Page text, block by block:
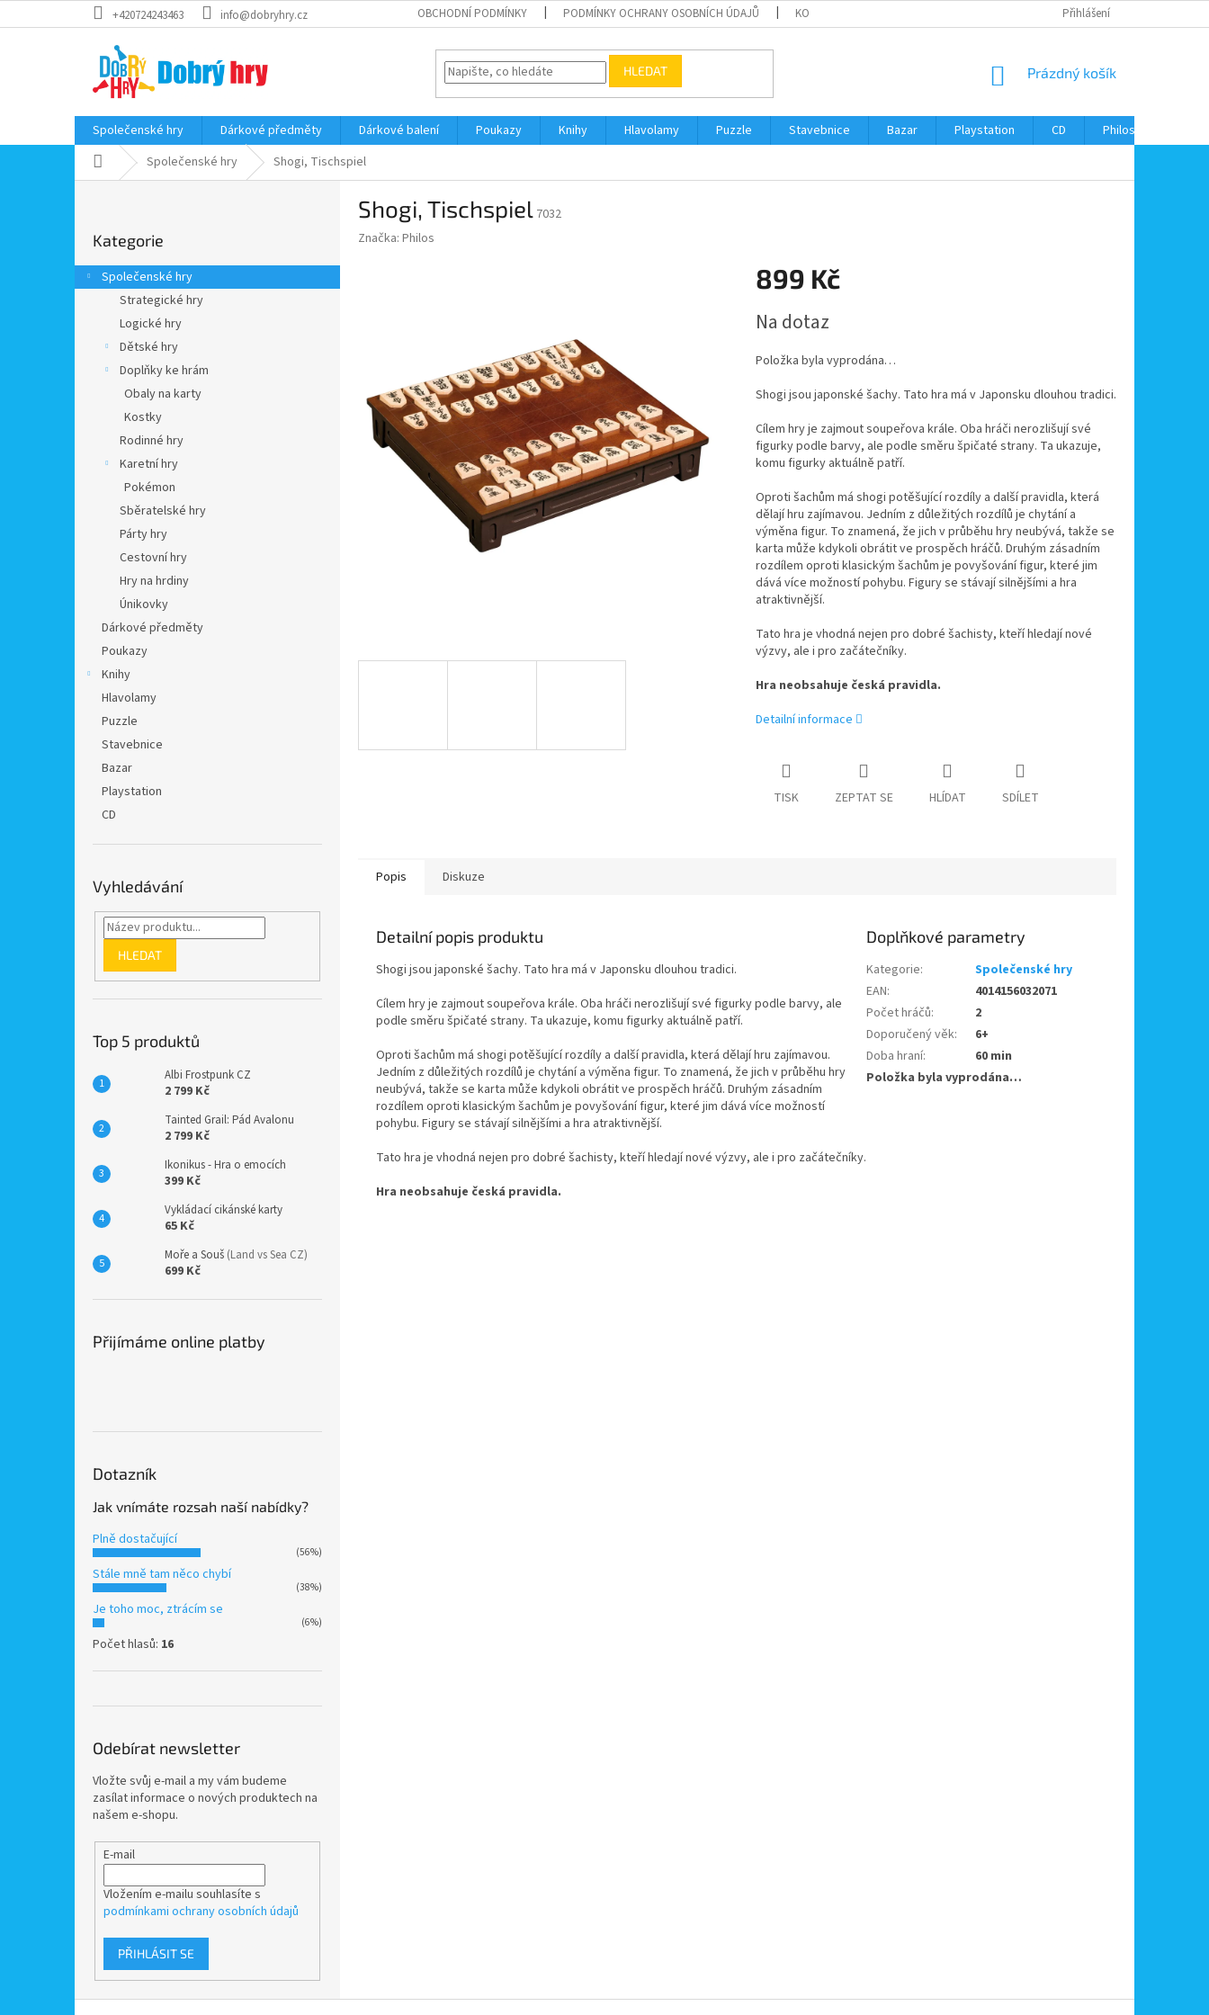
na
+420724243463 info@dobryhry.cz OBCHODNÍ PODMÍNKY PODMÍNKY OCHRANY OSOBNÍCH ÚDAJŮ KONTAKTY Přihlášení
HLEDAT
NÁKUPNÍ
Prázdný košík
Společenské hry Dárkové předměty Dárkové balení Poukazy Knihy Hlavolamy Puzzle Stavebnice Bazar Playstation CD Philos
Domů Společenské hry Shogi, Tischspiel
r
a
kategorie
Kategorie
Společenské hry
Strategické hry
Logické hry
Dětské hry
Doplňky ke hrám
Obaly na karty
Kostky
Rodinné hry
Karetní hry
Pokémon
Sběratelské hry
Párty hry
Cestovní hry
Hry na hrdiny
Únikovky
Dárkové předměty
Poukazy
Knihy
Hlavolamy
Puzzle
Stavebnice
Bazar
Playstation
CD
Vyhledávání
HLEDAT
Top 5 produktů
Albi Frostpunk CZ
2 799 Kč
Tainted Grail: Pád Avalonu
2 799 Kč
Ikonikus - Hra o emocích
399 Kč
Vykládací cikánské karty
65 Kč
Moře a Souš (Land vs Sea CZ)
699 Kč
Přijímáme online platby
Dotazník
Jak vnímáte rozsah naší nabídky?
Plně dostačující
(56%)
Stále mně tam něco chybí
(38%)
Je toho moc, ztrácím se
(6%)
Počet hlasů: 16
Odebírat newsletter
Vložte svůj e-mail a my vám budeme
zasílat informace o nových produktech na
našem e-shopu.
E-mail
Vložením e-mailu souhlasíte s
podmínkami ochrany osobních údajů
PŘIHLÁSIT SE
Shogi, Tischspiel 7032
Značka: Philos
899 Kč
cena:
Na dotaz
Položka byla vyprodána…
Shogi jsou japonské šachy. Tato hra má v Japonsku dlouhou tradici.
Cílem hry je zajmout soupeřova krále. Oba hráči nerozlišují své
figurky podle barvy, ale podle směru špičaté strany. Ta ukazuje,
komu figurky aktuálně patří.
Oproti šachům má shogi potěšující rozdíly a další pravidla, která
dělají hru zajímavou. Jedním z důležitých rozdílů je chytání a
výměna figur. To znamená, že jich v průběhu hry neubývá, takže se
karta může kdykoli obrátit ve prospěch hráčů. Druhým zásadním
rozdílem oproti klasickým šachům je povyšování figur, které jim
dává více možností pohybu. Figury se stávají silnějšími a hra
atraktivnější.
Tato hra je vhodná nejen pro dobré šachisty, kteří hledají nové
výzvy, ale i pro začátečníky.
Hra neobsahuje česká pravidla.
Detailní informace
TISK ZEPTAT SE HLÍDAT SDÍLET
Popis Diskuze
Detailní popis produktu
Shogi jsou japonské šachy. Tato hra má v Japonsku dlouhou tradici.
Cílem hry je zajmout soupeřova krále. Oba hráči nerozlišují své figurky podle barvy, ale
podle směru špičaté strany. Ta ukazuje, komu figurky aktuálně patří.
Oproti šachům má shogi potěšující rozdíly a další pravidla, která dělají hru zajímavou.
Jedním z důležitých rozdílů je chytání a výměna figur. To znamená, že jich v průběhu hry
neubývá, takže se karta může kdykoli obrátit ve prospěch hráčů. Druhým zásadním
rozdílem oproti klasickým šachům je povyšování figur, které jim dává více možností
pohybu. Figury se stávají silnějšími a hra atraktivnější.
Tato hra je vhodná nejen pro dobré šachisty, kteří hledají nové výzvy, ale i pro začátečníky.
Hra neobsahuje česká pravidla.
Doplňkové parametry
Kategorie:
Společenské hry
EAN:
4014156032071
Počet hráčů:
2
Doporučený věk:
6+
Doba hraní:
60 min
Položka byla vyprodána…